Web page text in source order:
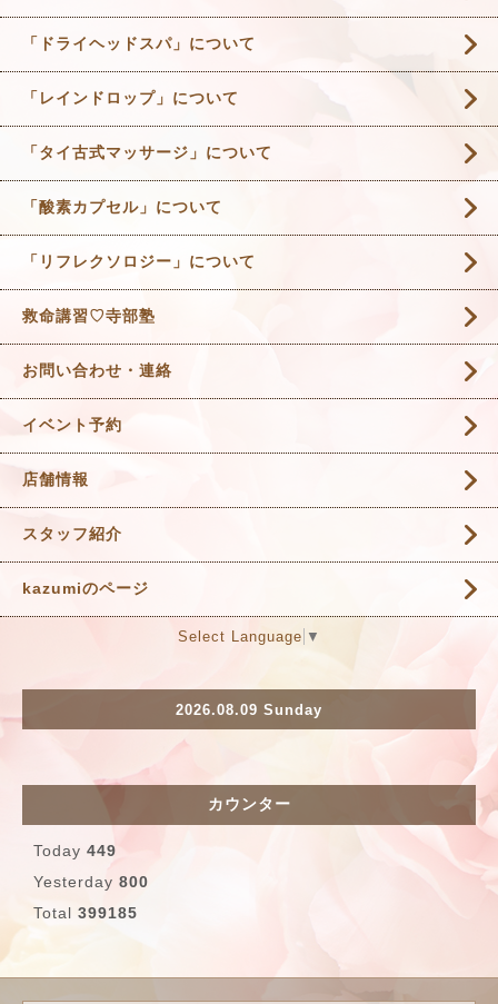
「ドライヘッドスパ」について
「レインドロップ」について
「タイ古式マッサージ」について
「酸素カプセル」について
「リフレクソロジー」について
救命講習♡寺部塾
お問い合わせ・連絡
イベント予約
店舗情報
スタッフ紹介
kazumiのページ
Select Language ▼
2026.08.09 Sunday
カウンター
Today 449
Yesterday 800
Total 399185